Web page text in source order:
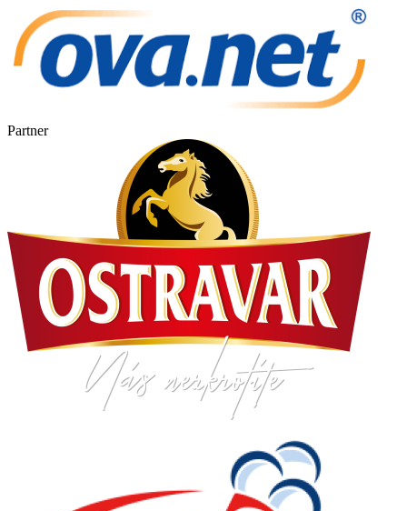
Ledová plocha je vánočně vyzdobena a efektně nasvícena. V areálu
kluziště je mimo půjčovnu bruslí a tučňáků také šatna a sociální
zařízení. Využít můžete také brusírnu bruslí.
Půjčovné lze hradit pouze v hotovosti a elektronickou čipovou
Partner